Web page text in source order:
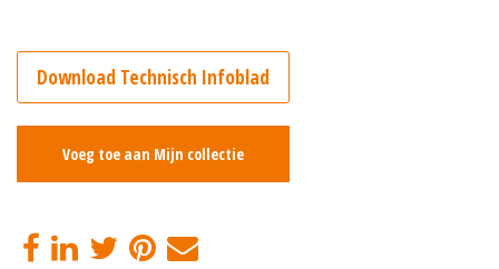
Download Technisch Infoblad
Voeg toe aan Mijn collectie